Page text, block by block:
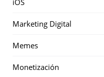
iOS
Marketing Digital
Memes
Monetización